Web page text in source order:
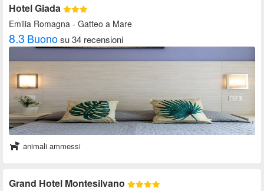
Hotel Giada
Emilia Romagna - Gatteo a Mare
8.3 Buonosu 34 recensioni
animali ammessi
Grand Hotel Montesilvano